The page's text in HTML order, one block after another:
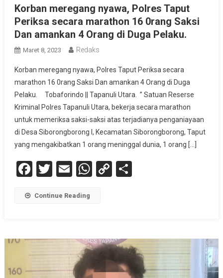
Korban meregang nyawa, Polres Taput
Periksa secara marathon 16 0rang Saksi
Dan amankan 4 Orang di Duga Pelaku.
Maret 8, 2023 Redaks
Korban meregang nyawa, Polres Taput Periksa secara
marathon 16 0rang Saksi Dan amankan 4 Orang di Duga
Pelaku. Tobaforindo || Tapanuli Utara. ” Satuan Reserse
Kriminal Polres Tapanuli Utara, bekerja secara marathon
untuk memeriksa saksi-saksi atas terjadianya penganiayaan
di Desa Siborongborong I, Kecamatan Siborongborong, Taput
yang mengakibatkan 1 orang meninggal dunia, 1 orang […]
Facebook
Twitter
EmailWhatsApp
CopyShare
Continue Reading